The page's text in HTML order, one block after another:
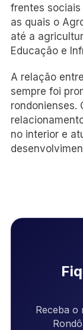
frentes
as quais o
até a
Educação e
A relação
sempre foi
rondonienses.
no interior e
Receba o